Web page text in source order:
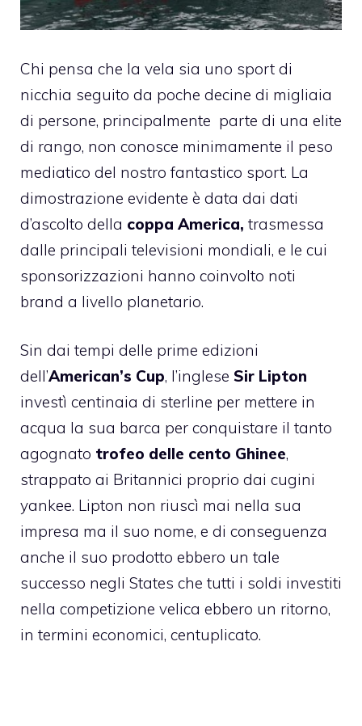
Chi pensa che la vela sia uno sport di
nicchia seguito da poche decine di migliaia
di persone, principalmente parte di una elite
di rango, non conosce minimamente il peso
mediatico del nostro fantastico sport. La
dimostrazione evidente è data dai dati
d’ascolto della coppa America, trasmessa
dalle principali televisioni mondiali, e le cui
sponsorizzazioni hanno coinvolto noti
brand a livello planetario.
Sin dai tempi delle prime edizioni
dell’American’s Cup, l’inglese Sir Lipton
investì centinaia di sterline per mettere in
acqua la sua barca per conquistare il tanto
agognato trofeo delle cento Ghinee,
strappato ai Britannici proprio dai cugini
yankee. Lipton non riuscì mai nella sua
impresa ma il suo nome, e di conseguenza
anche il suo prodotto ebbero un tale
successo negli States che tutti i soldi investiti
nella competizione velica ebbero un ritorno,
in termini economici, centuplicato.